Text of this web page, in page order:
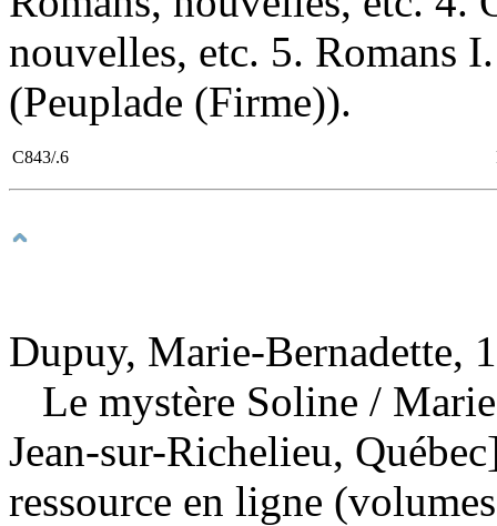
nouvelles, etc. 5.
(Peuplade (Firme)).
C843/.6
Dupuy, Marie-Bernadette,
Le mystère Soline /
Jean-sur-Richelieu,
ressource en ligne